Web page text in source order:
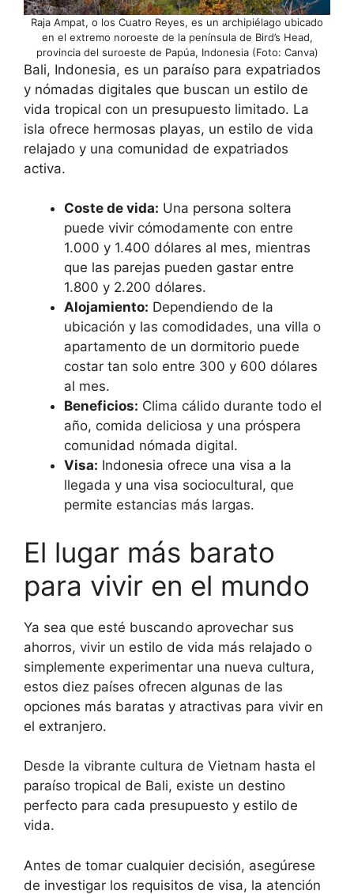
Raja Ampat, o los Cuatro Reyes, es un archipiélago ubicado
en el extremo noroeste de la península de Bird’s Head,
provincia del suroeste de Papúa, Indonesia (Foto: Canva)
Bali, Indonesia, es un paraíso para expatriados
y nómadas digitales que buscan un estilo de
vida tropical con un presupuesto limitado. La
isla ofrece hermosas playas, un estilo de vida
relajado y una comunidad de expatriados
activa.
Coste de vida: Una persona soltera
puede vivir cómodamente con entre
1.000 y 1.400 dólares al mes, mientras
que las parejas pueden gastar entre
1.800 y 2.200 dólares.
Alojamiento: Dependiendo de la
ubicación y las comodidades, una villa o
apartamento de un dormitorio puede
costar tan solo entre 300 y 600 dólares
al mes.
Beneficios: Clima cálido durante todo el
año, comida deliciosa y una próspera
comunidad nómada digital.
Visa: Indonesia ofrece una visa a la
llegada y una visa sociocultural, que
permite estancias más largas.
El lugar más barato
para vivir en el mundo
Ya sea que esté buscando aprovechar sus
ahorros, vivir un estilo de vida más relajado o
simplemente experimentar una nueva cultura,
estos diez países ofrecen algunas de las
opciones más baratas y atractivas para vivir en
el extranjero.
Desde la vibrante cultura de Vietnam hasta el
paraíso tropical de Bali, existe un destino
perfecto para cada presupuesto y estilo de
vida.
Antes de tomar cualquier decisión, asegúrese
de investigar los requisitos de visa, la atención